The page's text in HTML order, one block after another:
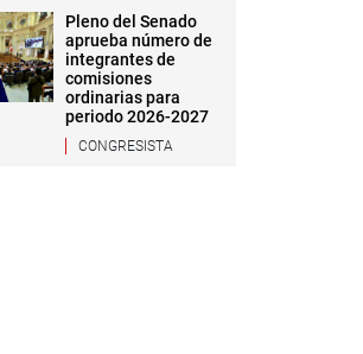
Pleno del Senado
aprueba número de
integrantes de
comisiones
ordinarias para
periodo 2026-2027
CONGRESISTA